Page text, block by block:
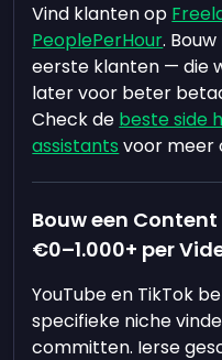
Vind klanten op
PeoplePerHour.
eerste klanten — die
later voor beter
Check de beste side
assistants voor meer
Bouw een
€0–1.000+ per
YouTube en TikTok
specifieke niche
committen. Ierse